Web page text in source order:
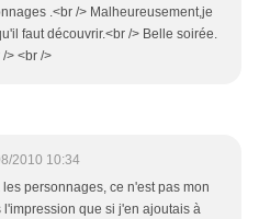
.<br /> Malheureusement,je
faut découvrir.<br /> Belle soirée.
> <br />
2010 10:34
les personnages, ce n'est pas mon
l'impression que si j'en ajoutais à